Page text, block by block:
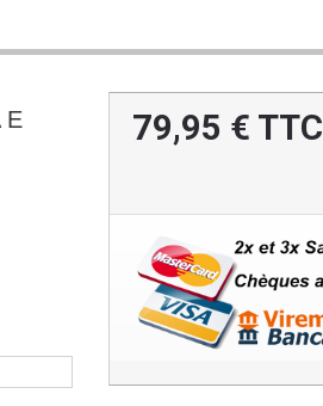
E 79,95 € TTC